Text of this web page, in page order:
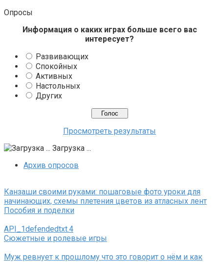
Опросы
Информация о каких играх больше всего вас
интересует?
Развивающих
Спокойных
Активных
Настольных
Других
Просмотреть результаты
Загрузка ...
Архив опросов
Канзаши своими руками: пошаговые фото уроки для
начинающих, схемы плетения цветов из атласных лент
Пособия и поделки
API_1defendedtxt.4
Сюжетные и ролевые игры
Муж ревнует к прошлому что это говорит о нём и как